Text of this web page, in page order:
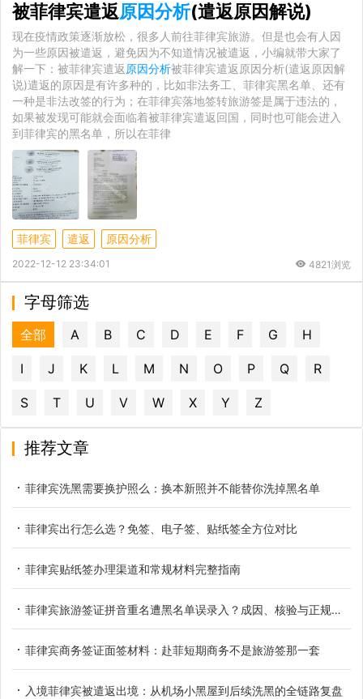
被菲律宾遣返原因分析(遣返原因解说)
现在疫情政策逐渐放松，很多人前往菲律宾旅游。但是也会有人因
为一些原因被遣返，避免因为不知道情况被遣返，小编就带大家了
解一下：被菲律宾遣返 原因分析被菲律宾遣返原因分析(遣返原因解
说)遣返的原因是有许多种的，比如非法务工、菲律宾黑名单、还有
一种是非法改签的行为；在菲律宾落地签转旅游签是属于违法的，
如果被发现可能就会面临着被菲律宾遣返回国，同时也可能会进入
到菲律宾的黑名单，所以在菲律
菲律宾 遣返 原因分析
2022-12-12 23:34:01 4821浏览
字母筛选
全部 A B C D E F G H
I J K L M N O P Q R
S T U V W X Y Z
推荐文章
菲律宾洗黑需要换护照么：换本新照并不能替你洗掉黑名单
菲律宾出行怎么选？免签、电子签、贴纸签全方位对比
菲律宾贴纸签办理渠道和常规材料完整指南
菲律宾旅游签证拼音重名遭黑名单误录入？成因、核验与正规解决办法
菲律宾商务签证面签材料：赴菲短期商务不是旅游签那一套
入境菲律宾被遣返出境：从机场小黑屋到后续洗黑的全链路复盘